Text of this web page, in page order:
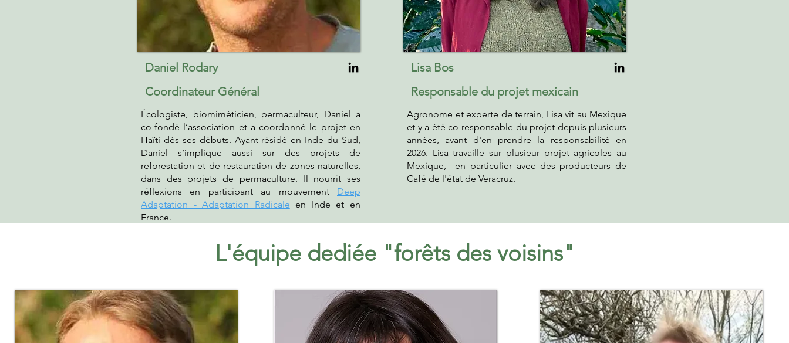
Daniel Rodary
Coordinateur Général
Écologiste, biomiméticien, permaculteur, Daniel a
co-fondé l’association et a coordonné le projet en
Haïti dès ses débuts. Ayant résidé en Inde du Sud,
Daniel s’implique aussi sur des projets de
reforestation et de restauration de zones naturelles,
dans des projets de permaculture. Il nourrit ses
réflexions en participant au mouvement Deep
Adaptation - Adaptation Radicale en Indeet en
France.
Lisa Bos
Responsable du projet mexicain
Agronome et experte de terrain, Lisa vit au Mexique
et y a été co-responsable du projet depuis plusieurs
années, avant d'en prendre la responsabilité en
2026. Lisa travaille sur plusieur projet agricoles au
Mexique, en particulier avec des producteurs de
Café de l'état de Veracruz.
L'équipe dediée "forêts des voisins"